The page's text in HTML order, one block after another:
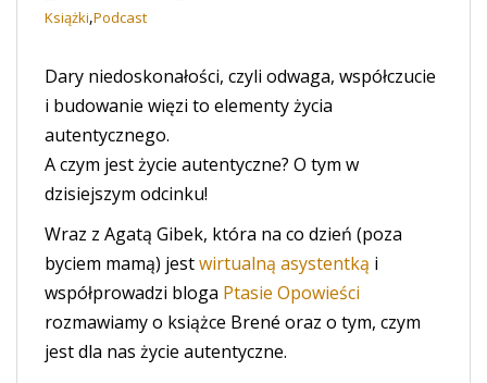
Książki,Podcast
Dary niedoskonałości, czyli odwaga, współczucie
i budowanie więzi to elementy życia
autentycznego.
A czym jest życie autentyczne? O tym w
dzisiejszym odcinku!
Wraz z Agatą Gibek, która na co dzień (poza
byciem mamą) jestwirtualną asystentką i
współprowadzi bloga Ptasie Opowieści
rozmawiamy o książce Brené oraz o tym, czym
jest dla nas życie autentyczne.